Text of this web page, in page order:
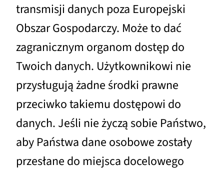
transmisji danych poza Europejski
Obszar Gospodarczy. Może to dać
zagranicznym organom dostęp do
Twoich danych. Użytkownikowi nie
przysługują żadne środki prawne
przeciwko takiemu dostępowi do
danych. Jeśli nie życzą sobie Państwo,
aby Państwa dane osobowe zostały
przesłane do miejsca docelowego